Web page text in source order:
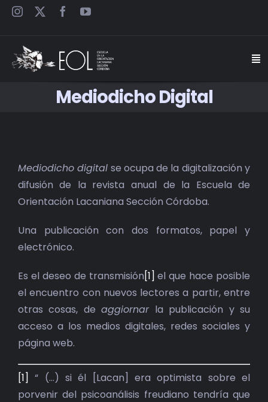
Saltar
SEMINARIOS
CARTELES
BIBLIOTECA
RED EOL
ACTUALIDAD
Mediodicho Digital
Mediodicho digital se ocupa de la digitalización y
difusión de la revista anual de la Escuela de
Orientación Lacaniana Sección Córdoba.
Una publicación con dos formatos, papel y
electrónico.
Es el deseo de transmisión[1] el que hace posible
el encuentro con nuevos lectores a partir, entre
otras cosas, deaggiornarla publicación y su
acceso a los medios digitales, redes sociales y
página web.
[1] “ (…) si él [Lacan] era optimista sobre el
porvenir del psicoanálisis freudiano tendría que